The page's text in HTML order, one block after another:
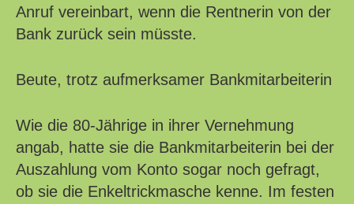
Anruf vereinbart, wenn die Rentnerin von der
Bank zurück sein müsste.
Beute, trotz aufmerksamer Bankmitarbeiterin
Wie die 80-Jährige in ihrer Vernehmung
angab, hatte sie die Bankmitarbeiterin bei der
Auszahlung vom Konto sogar noch gefragt,
ob sie die Enkeltrickmasche kenne. Im festen